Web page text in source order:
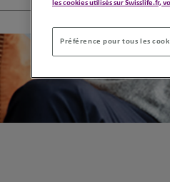
les cookies utilisés sur Swisslife.fr,
Préférence pour tous les